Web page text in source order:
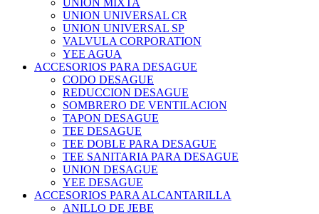
UNION MIXTA
UNION UNIVERSAL CR
UNION UNIVERSAL SP
VALVULA CORPORATION
YEE AGUA
ACCESORIOS PARA DESAGUE
CODO DESAGUE
REDUCCION DESAGUE
SOMBRERO DE VENTILACION
TAPON DESAGUE
TEE DESAGUE
TEE DOBLE PARA DESAGUE
TEE SANITARIA PARA DESAGUE
UNION DESAGUE
YEE DESAGUE
ACCESORIOS PARA ALCANTARILLA
ANILLO DE JEBE